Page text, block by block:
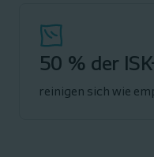
50 % der
reinigen sich wie